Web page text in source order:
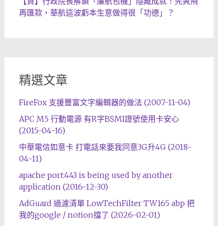
再匯款，華航這波虧本生意做得很「功德」？
精選文章
FireFox 支援豐富文字編輯器的做法 (2007-11-04)
APC M5 行動電源 有R字BSMI證號使用卡安心
(2015-04-16)
中華電信如意卡 打電話來要我同意3G升4G (2018-
04-11)
apache port:443 is being used by another
application (2016-12-30)
AdGuard 過濾清單 LowTechFilter TW165 abp 把
我的google / notion擋了 (2026-02-01)